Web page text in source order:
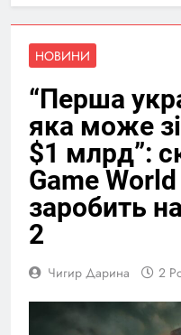
НОВИНИ
“Перша
яка може
$1 млрд”:
Game
заробить
2
Чигир Дарина 2